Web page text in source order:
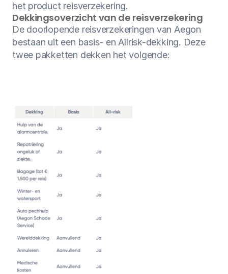
het product reisverzekering.
Dekkingsoverzicht van de reisverzekering
De doorlopende reisverzekeringen van Aegon
bestaan uit een basis- en Allrisk-dekking. Deze
twee pakketten dekken het volgende: